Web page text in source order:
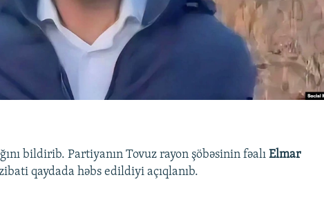
bildirib. Partiyanın Tovuz rayon şöbəsinin fəalı Elmar
qaydada həbs edildiyi açıqlanıb.